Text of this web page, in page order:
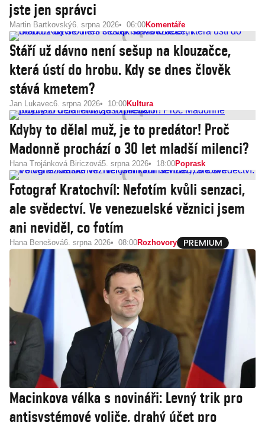
jste jen správci
Martin Bartkovský6. srpna 2026 06:00Komentáře
Stáří už dávno není sešup na klouzačce,
která ústí do hrobu. Kdy se dnes člověk
stává kmetem?
Jan Lukavec6. srpna 2026 10:00Kultura
Kdyby to dělal muž, je to predátor! Proč
Madonně prochází o 30 let mladší milenci?
Hana Trojánková Biriczová5. srpna 2026 18:00Poprask
Fotograf Kratochvíl: Nefotím kvůli senzaci,
ale svědectví. Ve venezuelské věznici jsem
ani neviděl, co fotím
Hana Benešová6. srpna 2026 08:00Rozhovory
Macinkova válka s novináři: Levný trik pro
antisystémové voliče, drahý účet pro